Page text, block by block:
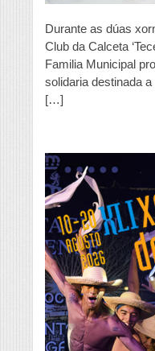
Durante as dúas
Club da Calceta
Familia Municipal
solidaria destinada
[…]